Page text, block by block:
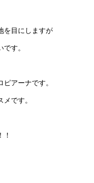
を目にしますが
す。
アーナです。
です。